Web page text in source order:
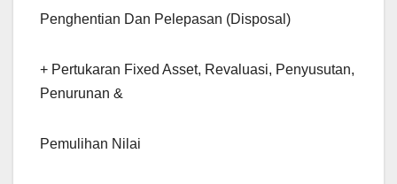
Penghentian Dan Pelepasan (Disposal)
+ Pertukaran Fixed Asset, Revaluasi, Penyusutan,
Penurunan &
Pemulihan Nilai